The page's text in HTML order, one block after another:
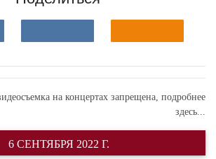
на концертах запрещена, подробнее
здесь...
6 СЕНТЯБРЯ 2022 Г.